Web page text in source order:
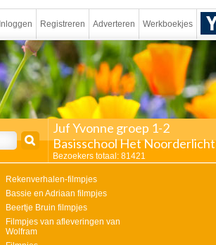
Inloggen Registreren Adverteren Werkboekjes
Juf Yvonne groep 1-2
Basisschool Het Noorderlicht
Bezoekers totaal: 81421
Rekenverhalen-filmpjes
Bassie en Adriaan filmpjes
Beertje Bruin filmpjes
Filmpjes van afleveringen van
Wolfram